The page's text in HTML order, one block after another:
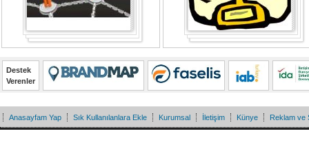
Destek
Verenler
Anasayfam Yap Sık Kullanılanlara Ekle Kurumsal İletişim Künye Reklam ve